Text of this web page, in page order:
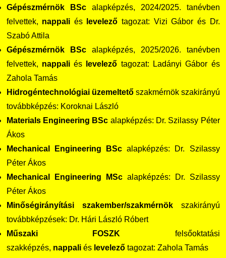
Gépészmérnök
BScalapképzés, 2024/2025. tanévben
felvettek, nappali és levelező tagozat: Vizi Gábor és Dr.
Szabó Attila
Gépészmérnök
BScalapképzés, 2025/2026. tanévben
felvettek, nappaliés levelező tagozat: Ladányi Gábor és
Zahola Tamás
Hidrogéntechnológiai üzemeltetőszakmérnök szakirányú
továbbképzés: Koroknai László
Materials Engineering BSc alapképzés: Dr. Szilassy Péter
Ákos
Mechanical Engineering
BScalapképzés: Dr. Szilassy
Péter Ákos
Mechanical Engineering
MScalapképzés: Dr. Szilassy
Péter Ákos
Minőségirányítási szakember/szakmérnök szakirányú
továbbképzések: Dr. Hári László Róbert
Műszaki FOSZK felsőoktatási
szakképzés, nappaliés levelezőtagozat: Zahola Tamás